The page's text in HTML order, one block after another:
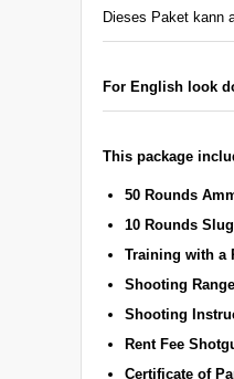
Dieses Paket kann
For English look
This package
50 Rounds
10 Rounds
Training with a
Shooting
Shooting
Rent Fee
Certificate of